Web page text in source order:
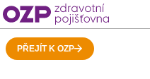
PŘEJÍT K OZP